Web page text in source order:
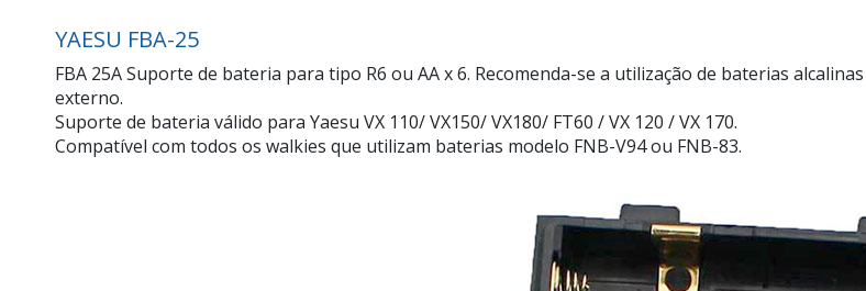
YAESU FBA-25
FBA 25A Suporte de bateria para tipo R6 ou AA x 6. Recomenda-se a utilização de baterias
externo.
Suporte de bateria válido para Yaesu VX 110/ VX150/ VX180/ FT60 / VX 120 / VX 170.
Compatível com todos os walkies que utilizam baterias modelo FNB-V94 ou FNB-83.